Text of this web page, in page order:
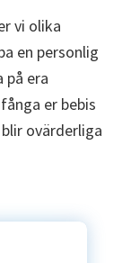
vi olika
en personlig
på era
er bebis
ovärderliga